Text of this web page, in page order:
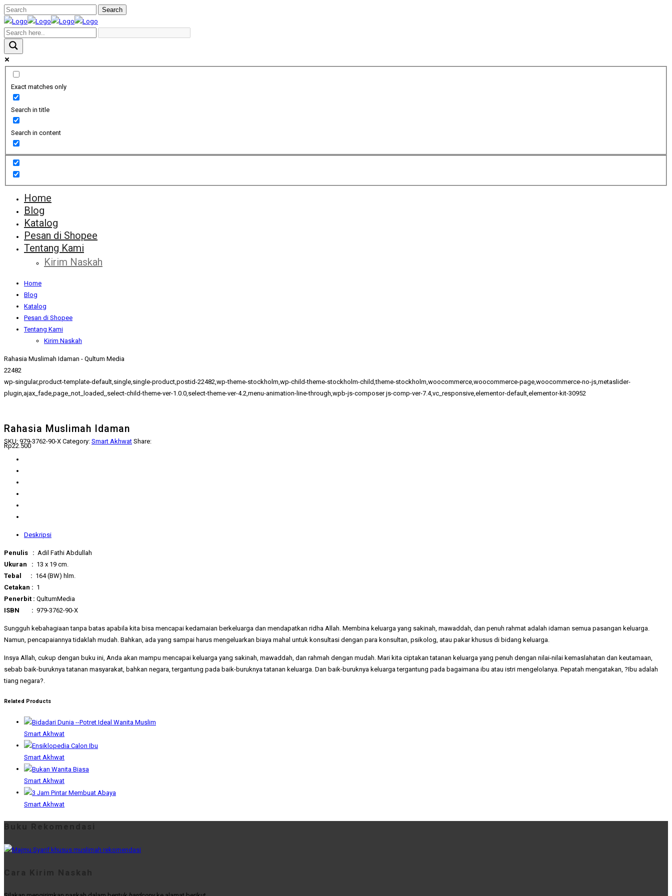
Exact matches only
Search in title
Search in content
Home
Blog
Katalog
Pesan di Shopee
Tentang Kami
Kirim Naskah
Home
Blog
Katalog
Pesan di Shopee
Tentang Kami
Kirim Naskah
Rahasia Muslimah Idaman - Qultum Media
22482
wp-singular,product-template-default,single,single-product,postid-22482,wp-theme-stockholm,wp-child-theme-stockholm-child,theme-stockholm,woocommerce,woocommerce-page,woocommerce-no-js,metaslider-
plugin,ajax_fade,page_not_loaded,,select-child-theme-ver-1.0.0,select-theme-ver-4.2,menu-animation-line-through,wpb-js-composer js-comp-ver-7.4,vc_responsive,elementor-default,elementor-kit-30952
Rahasia Muslimah Idaman
Rp22.500
SKU: 979-3762-90-X Category: Smart Akhwat Share:
Deskripsi
Penulis : Adil Fathi Abdullah
Ukuran : 13 x 19 cm.
Tebal : 164 (BW) hlm.
Cetakan : 1
Penerbit : QultumMedia
ISBN : 979-3762-90-X
Sungguh kebahagiaan tanpa batas apabila kita bisa mencapai kedamaian berkeluarga dan mendapatkan ridha Allah. Membina keluarga yang sakinah, mawaddah, dan penuh rahmat adalah idaman semua pasangan keluarga.
Namun, pencapaiannya tidaklah mudah. Bahkan, ada yang sampai harus mengeluarkan biaya mahal untuk konsultasi dengan para konsultan, psikolog, atau pakar khusus di bidang keluarga.
Insya Allah, cukup dengan buku ini, Anda akan mampu mencapai keluarga yang sakinah, mawaddah, dan rahmah dengan mudah. Mari kita ciptakan tatanan keluarga yang penuh dengan nilai-nilai kemaslahatan dan keutamaan,
sebab baik-buruknya tatanan masyarakat, bahkan negara, tergantung pada baik-buruknya tatanan keluarga. Dan baik-buruknya keluarga tergantung pada bagaimana ibu atau istri mengelolanya. Pepatah mengatakan, ?Ibu adalah
tiang negara?.
Related Products
Smart Akhwat
Smart Akhwat
Smart Akhwat
Smart Akhwat
Buku Rekomendasi
Cara Kirim Naskah